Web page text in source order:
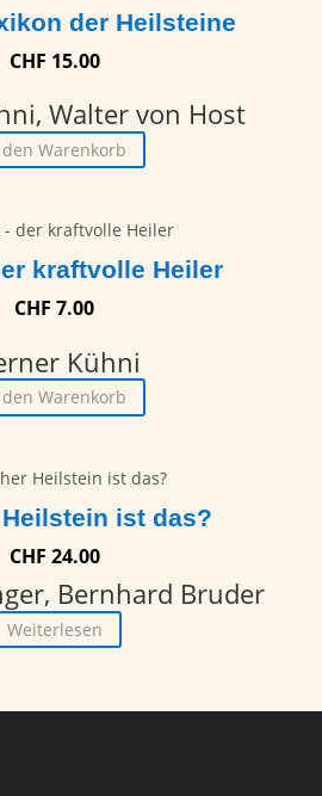
der Heilsteine
CHF 15.00
Walter von Host
Warenkorb
kraftvolle Heiler
CHF 7.00
Kühni
Warenkorb
ist das?
CHF 24.00
Bernhard Bruder
Weiterlesen